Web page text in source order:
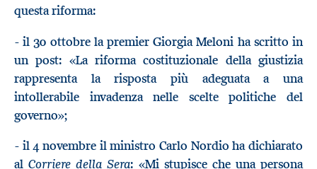
questa riforma:
- il 30 ottobre la premier Giorgia Meloni ha scritto in
un post: «La riforma costituzionale della giustizia
rappresenta la risposta più adeguata a una
intollerabile invadenza nelle scelte politiche del
governo»;
- il 4 novembre il ministro Carlo Nordio ha dichiarato
alCorriere della Sera: «Mi stupisce che una persona